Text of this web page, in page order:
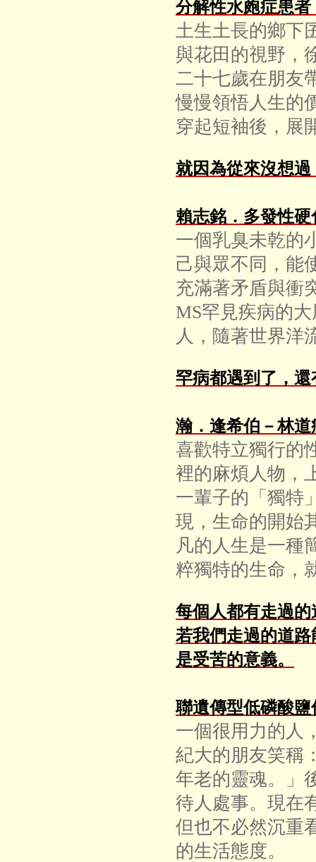
分解性水皰症患
土生土長的鄉下
與花田的視野，
二十七歲在朋友
慢慢領悟人生的
穿起短袖後，展
就因為從來沒想
賴志銘．多發性硬
一個乳臭未乾的
己與眾不同，能
充滿著矛盾與衝
MS罕見疾病的
人，隨著世界洋
罕病都遇到了，
瀚．逢希伯－林
喜歡特立獨行的
裡的麻煩人物，
一輩子的「獨特
現，生命的開始
凡的人生是一種
粹獨特的生命，
每個人都有走過的
若我們走過的道
是受苦的意義。
聯遺傳型低磷酸
一個很用力的人
紀大的朋友笑稱
年老的靈魂。」
待人處事。現在
但也不必然沉重
的生活態度。